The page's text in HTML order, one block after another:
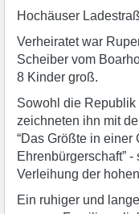
Hochäuser
Verheiratet war
Scheiber vom
8 Kinder groß.
Sowohl die Republik
zeichneten ihn mit
“Das Größte in einer
Ehrenbürgerschaft”
Verleihung der
Ein ruhiger und